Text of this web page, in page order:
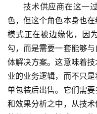
技术供应商在这一
色，但这个角色本身也
模式正在被边缘化，因
勾，而是需要一套能够
体解决方案。这意味着
业的业务逻辑，而不只
单包装后出售。它们需
和效果分析之中，从技